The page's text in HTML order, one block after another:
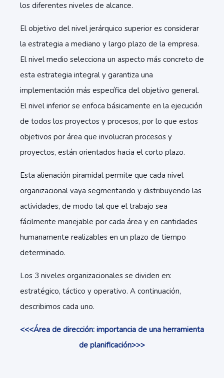
los diferentes niveles de alcance.
El objetivo del nivel jerárquico superior es considerar
la estrategia a mediano y largo plazo de la empresa.
El nivel medio selecciona un aspecto más concreto de
esta estrategia integral y garantiza una
implementación más específica del objetivo general.
El nivel inferior se enfoca básicamente en la ejecución
de todos los proyectos y procesos, por lo que estos
objetivos por área que involucran procesos y
proyectos, están orientados hacia el corto plazo.
Esta alienación piramidal permite que cada nivel
organizacional vaya segmentando y distribuyendo las
actividades, de modo tal que el trabajo sea
fácilmente manejable por cada área y en cantidades
humanamente realizables en un plazo de tiempo
determinado.
Los 3 niveles organizacionales se dividen en:
estratégico, táctico y operativo. A continuación,
describimos cada uno.
<<<Área de dirección: importancia de una herramienta
de planificación>>>